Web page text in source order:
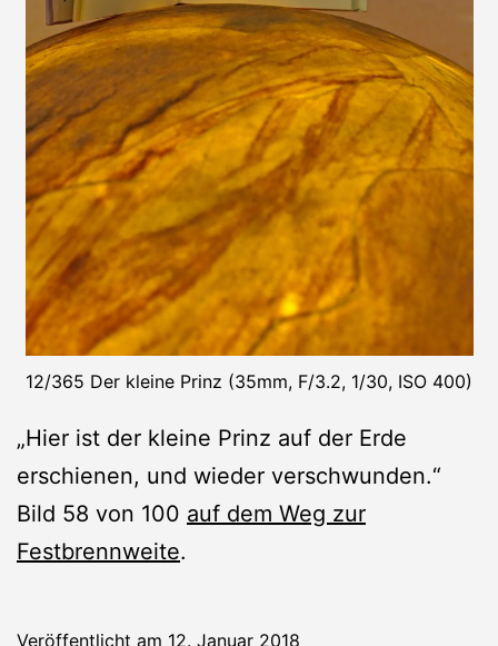
12/365 Der kleine Prinz (35mm, F/3.2, 1/30, ISO 400)
„Hier ist der kleine Prinz auf der Erde
erschienen, und wieder verschwunden.“
Bild 58 von 100 auf dem Weg zur
Festbrennweite.
Veröffentlicht am 12. Januar 2018